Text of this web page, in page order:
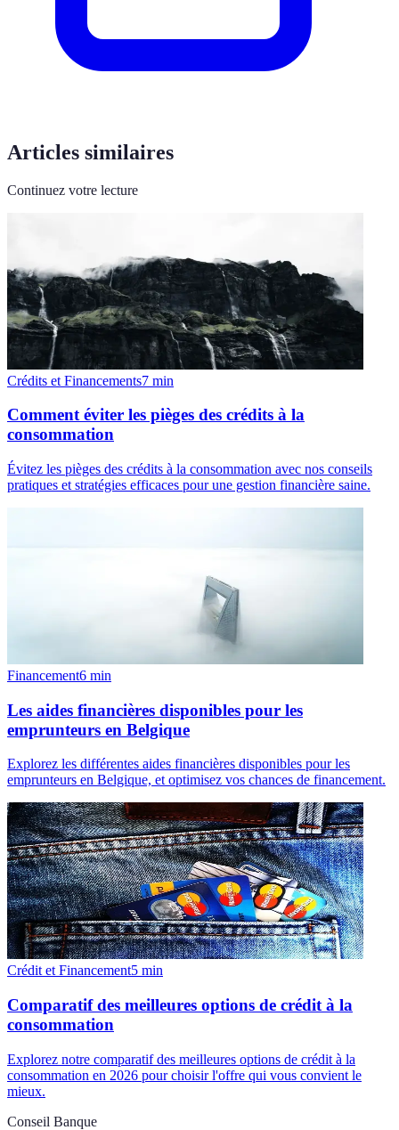
Articles similaires
Continuez votre lecture
Crédits et Financements7 min
Comment éviter les pièges des crédits à la
consommation
Évitez les pièges des crédits à la consommation avec nos conseils
pratiques et stratégies efficaces pour une gestion financière saine.
Financement6 min
Les aides financières disponibles pour les
emprunteurs en Belgique
Explorez les différentes aides financières disponibles pour les
emprunteurs en Belgique, et optimisez vos chances de financement.
Crédit et Financement5 min
Comparatif des meilleures options de crédit à la
consommation
Explorez notre comparatif des meilleures options de crédit à la
consommation en 2026 pour choisir l'offre qui vous convient le
mieux.
Conseil Banque